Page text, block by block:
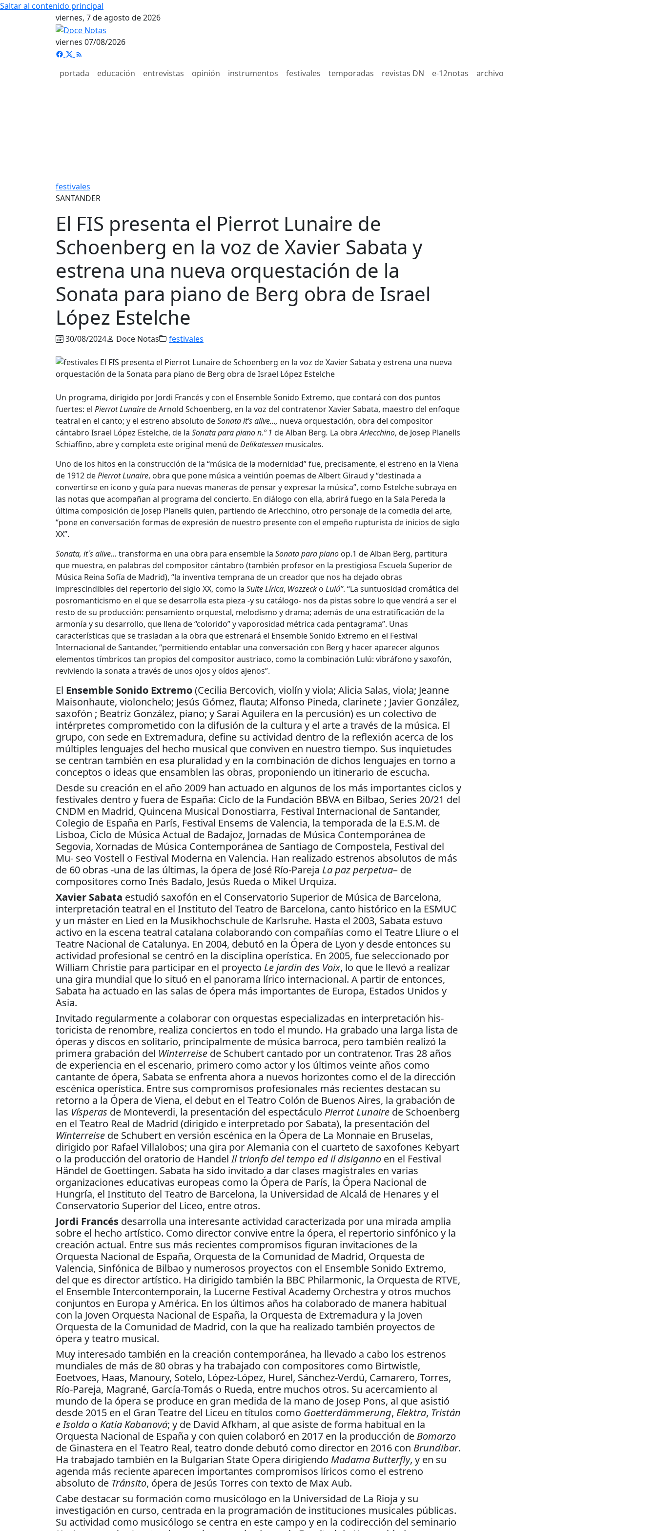
Saltar al contenido principal
viernes, 7 de agosto de 2026
viernes 07/08/2026
portada educación entrevistas opinión instrumentos festivales temporadas revistas DN e-12notas archivo
festivales
SANTANDER
El FIS presenta el Pierrot Lunaire de
Schoenberg en la voz de Xavier Sabata y
estrena una nueva orquestación de la
Sonata para piano de Berg obra de Israel
López Estelche
30/08/2024 Doce Notas festivales
Un programa, dirigido por Jordi Francés y con el Ensemble Sonido Extremo, que contará con dos puntos
fuertes: el Pierrot Lunairede Arnold Schoenberg, en la voz del contratenor Xavier Sabata, maestro del enfoque
teatral en el canto; y el estreno absoluto deSonata it’s alive…, nueva orquestación, obra del compositor
cántabro Israel López Estelche, de la Sonatapara piano n.º 1 de Alban Berg. La obraArlecchino, de Josep Planells
Schiaffino, abre y completa este original menú deDelikatessen musicales.
Uno de los hitos en la construcción de la “música de la modernidad” fue, precisamente, el estreno en la Viena
de 1912 dePierrot Lunaire, obra que pone música a veintiún poemas de Albert Giraud y “destinada a
convertirse en icono y guía para nuevas maneras de pensar y expresar la música”, como Estelche subraya en
las notas que acompañan al programa del concierto. En diálogo con ella, abrirá fuego en la Sala Pereda la
última composición de Josep Planells quien, partiendo de Arlecchino, otro personaje de la comedia del arte,
“pone en conversación formas de expresión de nuestro presente con el empeño rupturista de inicios de siglo
XX”.
Sonata, it´s alive… transforma en una obra para ensemble la Sonatapara piano op.1 de Alban Berg, partitura
que muestra, en palabras del compositor cántabro (también profesor en la prestigiosa Escuela Superior de
Música Reina Sofía de Madrid), “la inventiva temprana de un creador que nos ha dejado obras
imprescindibles del repertorio del siglo XX, como la Suite Lírica, Wozzeck o Lulú”. “La suntuosidad cromática del
posromanticismo en el que se desarrolla esta pieza -y su catálogo- nos da pistas sobre lo que vendrá a ser el
resto de su producción: pensamiento orquestal, melodismo y drama; además de una estratificación de la
armonía y su desarrollo, que llena de “colorido” y vaporosidad métrica cada pentagrama”. Unas
características que se trasladan a la obra que estrenará el Ensemble Sonido Extremo en el Festival
Internacional de Santander, “permitiendo entablar una conversación con Berg y hacer aparecer algunos
elementos tímbricos tan propios del compositor austriaco, como la combinación Lulú: vibráfono y saxofón,
reviviendo la sonata a través de unos ojos y oídos ajenos”.
El Ensemble Sonido Extremo(Cecilia Bercovich, violín y viola; Alicia Salas, viola; Jeanne
Maisonhaute, violonchelo; Jesús Gómez, flauta; Alfonso Pineda, clarinete ; Javier González,
saxofón ; Beatriz González, piano; y Sarai Aguilera en la percusión) es un colectivo de
intérpretes comprometido con la difusión de la cultura y el arte a través de la música. El
grupo, con sede en Extremadura, define su actividad dentro de la reflexión acerca de los
múltiples lenguajes del hecho musical que conviven en nuestro tiempo. Sus inquietudes
se centran también en esa pluralidad y en la combinación de dichos lenguajes en torno a
conceptos o ideas que ensamblen las obras, proponiendo un itinerario de escucha.
Desde su creación en el año 2009 han actuado en algunos de los más importantes ciclos y
festivales dentro y fuera de España: Ciclo de la Fundación BBVA en Bilbao, Series 20/21 del
CNDM en Madrid, Quincena Musical Donostiarra, Festival Internacional de Santander,
Colegio de España en París, Festival Ensems de Valencia, la temporada de la E.S.M. de
Lisboa, Ciclo de Música Actual de Badajoz, Jornadas de Música Contemporánea de
Segovia, Xornadas de Música Contemporánea de Santiago de Compostela, Festival del
Mu- seo Vostell o Festival Moderna en Valencia. Han realizado estrenos absolutos de más
de 60 obras -una de las últimas, la ópera de José Río-Pareja La paz perpetua– de
compositores como Inés Badalo, Jesús Rueda o Mikel Urquiza.
Xavier Sabata estudió saxofón en el Conservatorio Superior de Música de Barcelona,
interpretación teatral en el Instituto del Teatro de Barcelona, canto histórico en la ESMUC
y un máster en Lied en la Musikhochschule de Karlsruhe. Hasta el 2003, Sabata estuvo
activo en la escena teatral catalana colaborando con compañías como el Teatre Lliure o el
Teatre Nacional de Catalunya. En 2004, debutó en la Ópera de Lyon y desde entonces su
actividad profesional se centró en la disciplina operística. En 2005, fue seleccionado por
William Christie para participar en el proyecto Le jardin des Voix, lo que le llevó a realizar
una gira mundial que lo situó en el panorama lírico internacional. A partir de entonces,
Sabata ha actuado en las salas de ópera más importantes de Europa, Estados Unidos y
Asia.
Invitado regularmente a colaborar con orquestas especializadas en interpretación his-
toricista de renombre, realiza conciertos en todo el mundo. Ha grabado una larga lista de
óperas y discos en solitario, principalmente de música barroca, pero también realizó la
primera grabación del Winterreise de Schubert cantado por un contratenor. Tras 28 años
de experiencia en el escenario, primero como actor y los últimos veinte años como
cantante de ópera, Sabata se enfrenta ahora a nuevos horizontes como el de la dirección
escénica operística. Entre sus compromisos profesionales más recientes destacan su
retorno a la Ópera de Viena, el debut en el Teatro Colón de Buenos Aires, la grabación de
las Vísperas de Monteverdi, la presentación del espectáculo Pierrot Lunaire de Schoenberg
en el Teatro Real de Madrid (dirigido e interpretado por Sabata), la presentación del
Winterreise de Schubert en versión escénica en la Ópera de La Monnaie en Bruselas,
dirigido por Rafael Villalobos; una gira por Alemania con el cuarteto de saxofones Kebyart
o la producción del oratorio de HandelIl trionfo del tempo ed il disiganno en el Festival
Händel de Goettingen. Sabata ha sido invitado a dar clases magistrales en varias
organizaciones educativas europeas como la Ópera de París, la Ópera Nacional de
Hungría, el Instituto del Teatro de Barcelona, la Universidad de Alcalá de Henares y el
Conservatorio Superior del Liceo, entre otros.
Jordi Francés desarrolla una interesante actividad caracterizada por una mirada amplia
sobre el hecho artístico. Como director convive entre la ópera, el repertorio sinfónico y la
creación actual. Entre sus más recientes compromisos figuran invitaciones de la
Orquesta Nacional de España, Orquesta de la Comunidad de Madrid, Orquesta de
Valencia, Sinfónica de Bilbao y numerosos proyectos con el Ensemble Sonido Extremo,
del que es director artístico. Ha dirigido también la BBC Philarmonic, la Orquesta de RTVE,
el Ensemble Intercontemporain, la Lucerne Festival Academy Orchestra y otros muchos
conjuntos en Europa y América. En los últimos años ha colaborado de manera habitual
con la Joven Orquesta Nacional de España, la Orquesta de Extremadura y la Joven
Orquesta de la Comunidad de Madrid, con la que ha realizado también proyectos de
ópera y teatro musical.
Muy interesado también en la creación contemporánea, ha llevado a cabo los estrenos
mundiales de más de 80 obras y ha trabajado con compositores como Birtwistle,
Eoetvoes, Haas, Manoury, Sotelo, López-López, Hurel, Sánchez-Verdú, Camarero, Torres,
Río-Pareja, Magrané, García-Tomás o Rueda, entre muchos otros. Su acercamiento al
mundo de la ópera se produce en gran medida de la mano de Josep Pons, al que asistió
desde 2015 en el Gran Teatre del Liceu en títulos como Goetterdämmerung, Elektra, Tristán
e Isolda o Katia Kabanová; y de David Afkham, al que asiste de forma habitual en la
Orquesta Nacional de España y con quien colaboró en 2017 en la producción de Bomarzo
de Ginastera en el Teatro Real, teatro donde debutó como director en 2016 con Brundibar.
Ha trabajado también en la Bulgarian State Opera dirigiendo Madama Butterfly, y en su
agenda más reciente aparecen importantes compromisos líricos como el estreno
absoluto de Tránsito, ópera de Jesús Torres con texto de Max Aub.
Cabe destacar su formación como musicólogo en la Universidad de La Rioja y su
investigación en curso, centrada en la programación de instituciones musicales públicas.
Su actividad como musicólogo se centra en este campo y en la codirección del seminario